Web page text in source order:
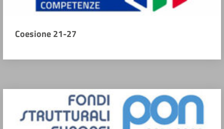
Coesione 21-27